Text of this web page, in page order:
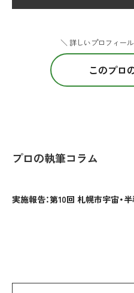
＼ 詳しいプロフィー
このプロ
プロの執筆コラム
実施報告：第10回 札幌市宇宙・